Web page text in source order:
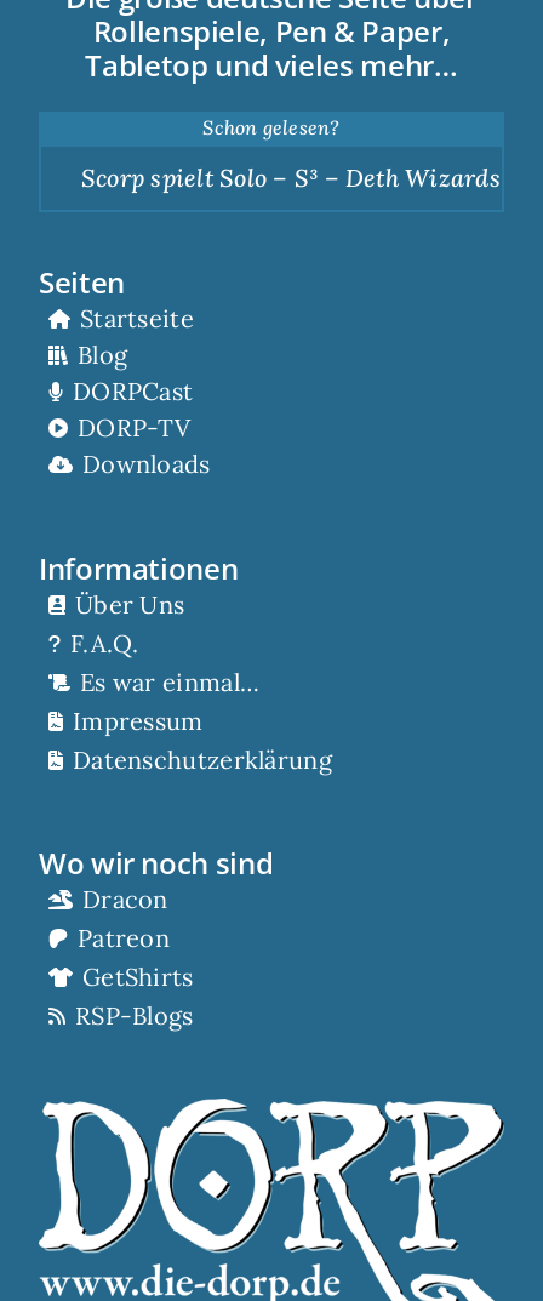
Rollenspiele, Pen & Paper,
Tabletop und vieles mehr…
Schon gelesen?
Scorp spielt Solo – S³ – Deth Wizards –
Seiten
Startseite
Blog
DORPCast
DORP-TV
Downloads
Informationen
Über Uns
F.A.Q.
Es war einmal…
Impressum
Datenschutzerklärung
Wo wir noch sind
Dracon
Patreon
GetShirts
RSP-Blogs